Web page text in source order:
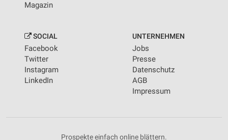
Magazin
SOCIAL
Facebook
Twitter
Instagram
LinkedIn
UNTERNEHMEN
Jobs
Presse
Datenschutz
AGB
Impressum
Prospekte einfach online blättern.